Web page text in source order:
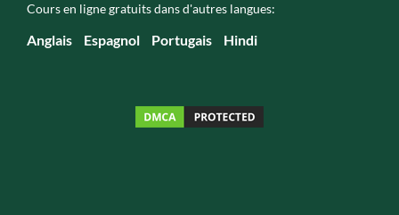
Cours en ligne gratuits dans d'autres langues:
Anglais Espagnol Portugais Hindi